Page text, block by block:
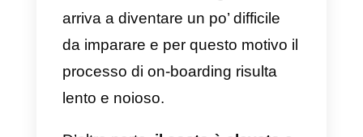
come un ottimo strumento per i
team in cui i clienti vengono
quotidianamente e cercano di